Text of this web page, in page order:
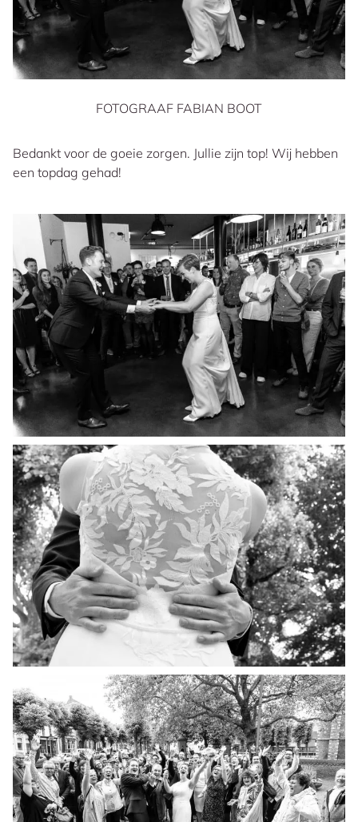
FOTOGRAAF FABIAN BOOT
Bedankt voor de goeie zorgen. Jullie zijn top! Wij hebben
een topdag gehad!